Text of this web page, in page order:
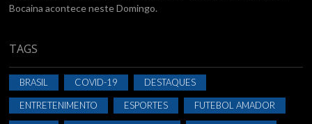
Bocaina acontece neste Domingo.
TAGS
BRASIL COVID-19 DESTAQUES
ENTRETENIMENTO ESPORTES FUTEBOL AMADOR